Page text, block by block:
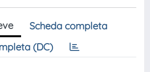
Scheda completa
(DC)